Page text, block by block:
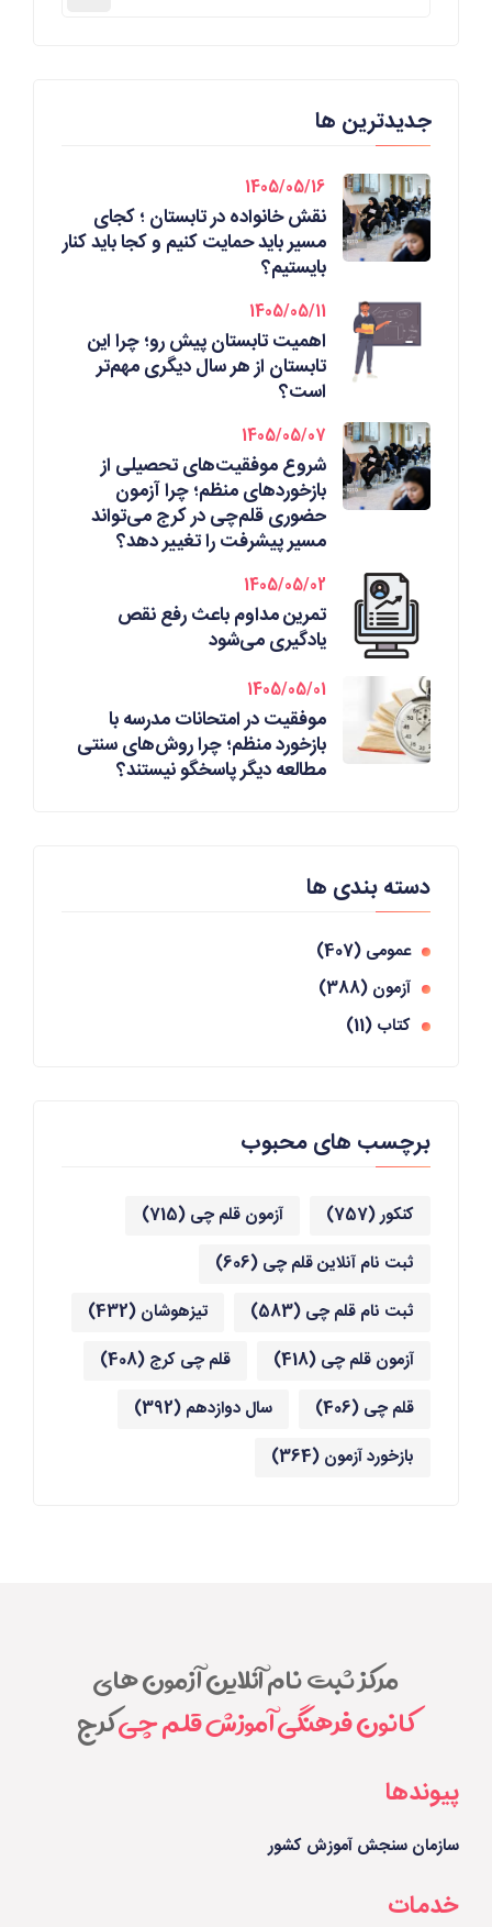
جدیدترین ها
1405/05/16
نقش خانواده در تابستان ؛ کجای
مسیر باید حمایت کنیم و کجا باید کنار
بایستیم؟
1405/05/11
اهمیت تابستان پیش رو؛ چرا این
تابستان از هر سال دیگری مهم‌تر
است؟
1405/05/07
شروع موفقیت‌های تحصیلی از
بازخوردهای منظم؛ چرا آزمون
حضوری قلم‌چی در کرج می‌تواند
مسیر پیشرفت را تغییر دهد؟
1405/05/02
تمرین مداوم باعث رفع نقص
یادگیری می‌شود
1405/05/01
موفقیت در امتحانات مدرسه با
بازخورد منظم؛ چرا روش‌های سنتی
مطالعه دیگر پاسخگو نیستند؟
دسته بندی ها
عمومی(407)
آزمون(388)
کتاب(11)
برچسب های محبوب
کنکور(757) آزمون قلم چی (715)
ثبت نام آنلاین قلم چی (606)
ثبت نام قلم چی (583) تیزهوشان(432)
آزمون قلم چی (418) قلم چی کرج (408)
قلم چی (406) سال دوازدهم(392)
بازخورد آزمون(364)
مرکز ثبت نام آنلاین آزمون های
کانون فرهنگی آموزش قلم چیکرج
پیوندها
سازمان سنجش آموزش کشور
خدمات